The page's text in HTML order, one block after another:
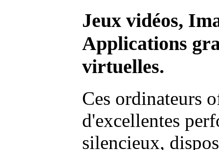
Jeux vidéos,
Applications
virtuelles.
Ces ordinateurs
d'excellentes
silencieux,